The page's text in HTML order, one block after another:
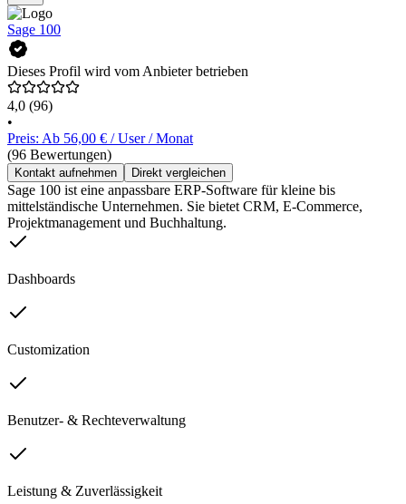
Sage 100
Dieses Profil wird vom Anbieter betrieben
4,0 (96)
•
Preis: Ab 56,00 € / User / Monat
(96 Bewertungen)
Kontakt aufnehmen Direkt vergleichen
Sage 100 ist eine anpassbare ERP-Software für kleine bis
mittelständische Unternehmen. Sie bietet CRM, E-Commerce,
Projektmanagement und Buchhaltung.
Dashboards
Customization
Benutzer- & Rechteverwaltung
Leistung & Zuverlässigkeit